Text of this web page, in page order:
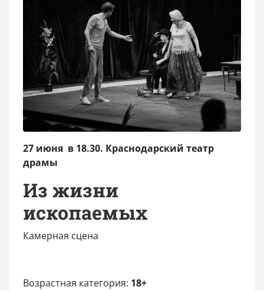
27 июня в 18.30. Краснодарский театр
драмы
Из жизни
ископаемых
Камерная сцена
Возрастная категория: 18+